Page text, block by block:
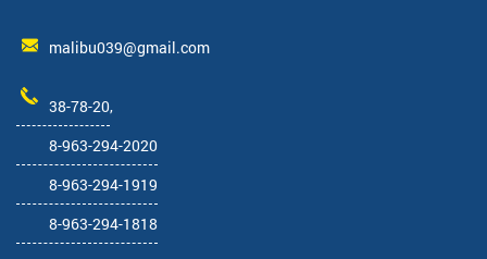
malibu039@gmail.com
38-78-20,
8-963-294-2020
8-963-294-1919
8-963-294-1818